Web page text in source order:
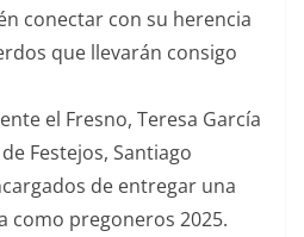
conectar con su herencia
que llevarán consigo
el Fresno, Teresa García
Festejos, Santiago
de entregar una
como pregoneros 2025.